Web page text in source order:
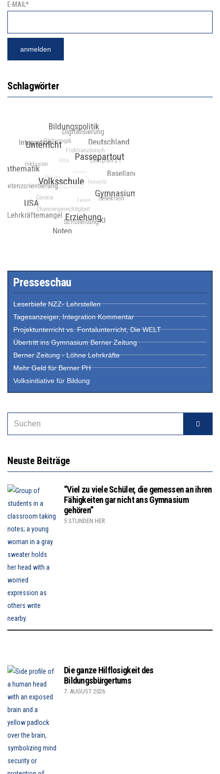
E-MAIL*
Schlagwörter
Presseschau
Leserbiefe NZZ- Lehrstellen
Tagesanzeiger, Integration Kommentar
Projektunterricht vs. Fontalunterricht, Die WELT
Übertritt ins Gymnasium Berner Zeitung
Berner Zeitung - Löhne Lehrkräfte
Mehr Geld für Berner PH
Volksinitiative für Bildung
Neuste Beiträge
“Viel zu viele Schüler, die gemessen an ihren
Fähigkeiten gar nicht ans Gymnasium
gehören”
5 STUNDEN HER
Die ganze Hilflosigkeit des
Bildungsbürgertums
7. AUGUST 2026